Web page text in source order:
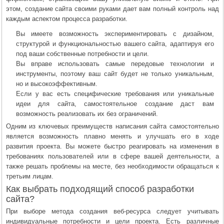
этом, создание сайта своими руками дает вам полный контроль над
каждым аспектом процесса разработки.
Вы имеете возможность экспериментировать с дизайном,
структурой и функциональностью вашего сайта, адаптируя его
под ваши собственные потребности и цели.
Вы вправе использовать самые передовые технологии и
инструменты, поэтому ваш сайт будет не только уникальным,
но и высокоэффективным.
Если у вас есть специфические требования или уникальные
идеи для сайта, самостоятельное создание даст вам
возможность реализовать их без ограничений.
Одним из ключевых преимуществ написания сайта самостоятельно
является возможность плавно менять и улучшать его в ходе
развития проекта. Вы можете быстро реагировать на изменения в
требованиях пользователей или в сфере вашей деятельности, а
также решать проблемы на месте, без необходимости обращаться к
третьим лицам.
Как выбрать подходящий способ разработки
сайта?
При выборе метода создания веб-ресурса следует учитывать
индивидуальные потребности и цели проекта. Есть различные